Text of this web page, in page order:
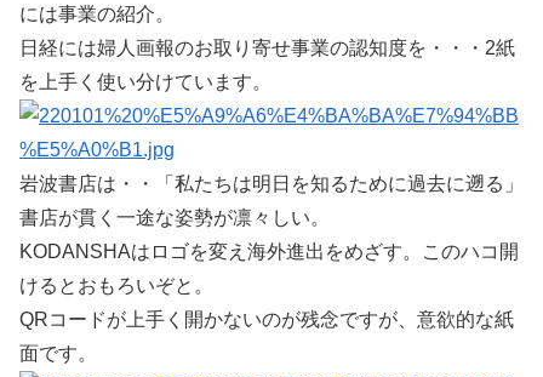
には事業の紹介。
日経には婦人画報のお取り寄せ事業の認知度を・・・2紙
を上手く使い分けています。
岩波書店は・・「私たちは明日を知るために過去に遡る」
書店が貫く一途な姿勢が凛々しい。
KODANSHAはロゴを変え海外進出をめざす。このハコ開
けるとおもろいぞと。
QRコードが上手く開かないのが残念ですが、意欲的な紙
面です。